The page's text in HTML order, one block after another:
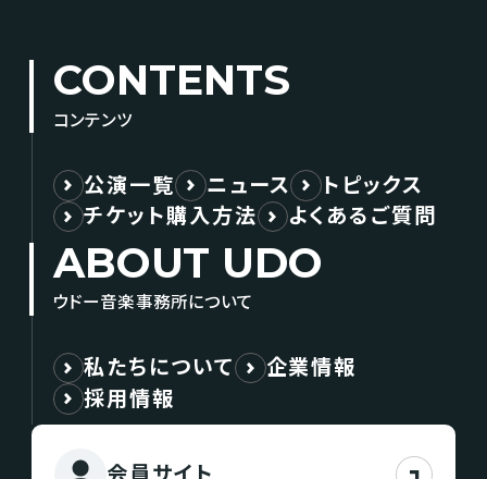
CONTENTS
コンテンツ
公演一覧 ニュース
トピックス
チケット購入方法
よくあるご質問
ABOUT UDO
ウドー音楽事務所について
私たちについて
企業情報
採用情報
会員サイト